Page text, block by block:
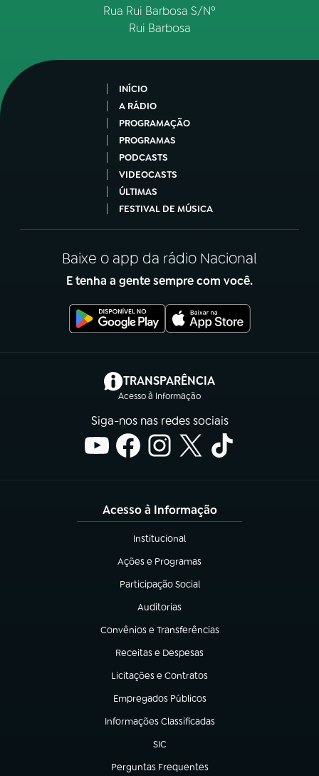
Rua Rui Barbosa S/Nº
Rui Barbosa
INÍCIO
A RÁDIO
PROGRAMAÇÃO
PROGRAMAS
PODCASTS
VIDEOCASTS
ÚLTIMAS
FESTIVAL DE MÚSICA
Baixe o app da rádio Nacional
E tenha a gente sempre com você.
TRANSPARÊNCIA
Acesso à Informação
(abre em nova aba)
Siga-nos nas redes sociais
Acesso à Informação
Institucional
(abre em nova aba)
Ações e Programas
(abre em nova aba)
Participação Social
(abre em nova aba)
Auditorias
(abre em nova aba)
Convênios e Transferências
(abre em nova aba)
Receitas e Despesas
(abre em nova aba)
Licitações e Contratos
(abre em nova aba)
Empregados Públicos
(abre em nova aba)
Informações Classificadas
(abre em nova aba)
SIC
(abre em nova aba)
Perguntas Frequentes
(abre em nova aba)